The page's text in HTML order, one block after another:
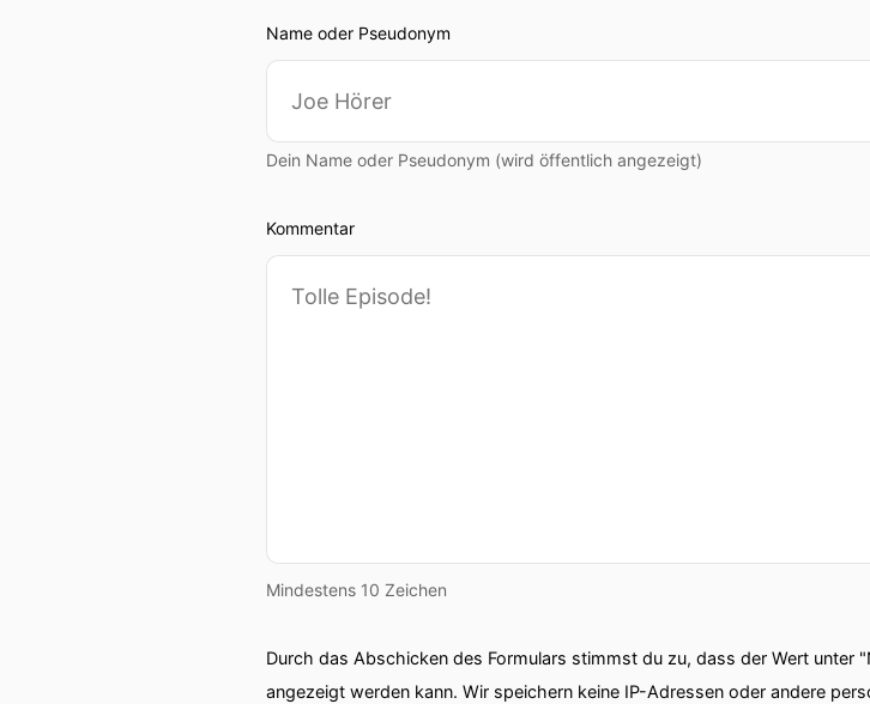
Name oder Pseudonym
Dein Name oder Pseudonym (wird öffentlich angezeigt)
Kommentar
Mindestens 10 Zeichen
Durch das Abschicken des Formulars stimmst du zu, dass der Wert
angezeigt werden kann. Wir speichern keine IP-Adressen oder andere